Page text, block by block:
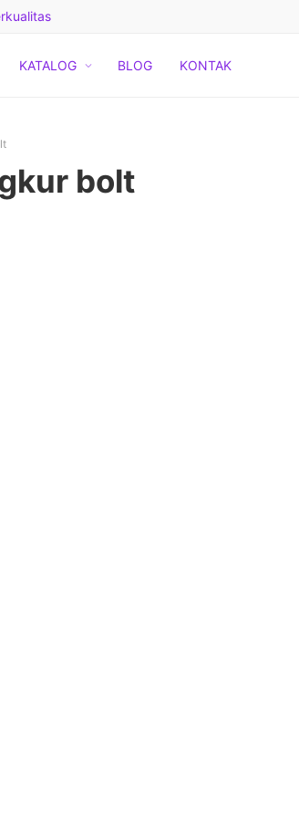
KATALOG BLOG KONTAK
bolt